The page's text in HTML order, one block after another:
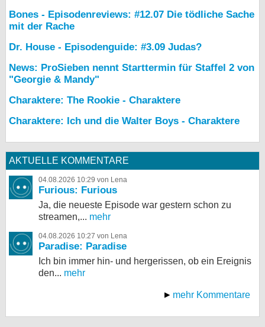
Bones - Episodenreviews: #12.07 Die tödliche Sache
mit der Rache
Dr. House - Episodenguide: #3.09 Judas?
News: ProSieben nennt Starttermin für Staffel 2 von
"Georgie & Mandy"
Charaktere: The Rookie - Charaktere
Charaktere: Ich und die Walter Boys - Charaktere
AKTUELLE KOMMENTARE
04.08.2026 10:29 von Lena
Furious: Furious
Ja, die neueste Episode war gestern schon zu
streamen,... mehr
04.08.2026 10:27 von Lena
Paradise: Paradise
Ich bin immer hin- und hergerissen, ob ein Ereignis
den... mehr
mehr Kommentare